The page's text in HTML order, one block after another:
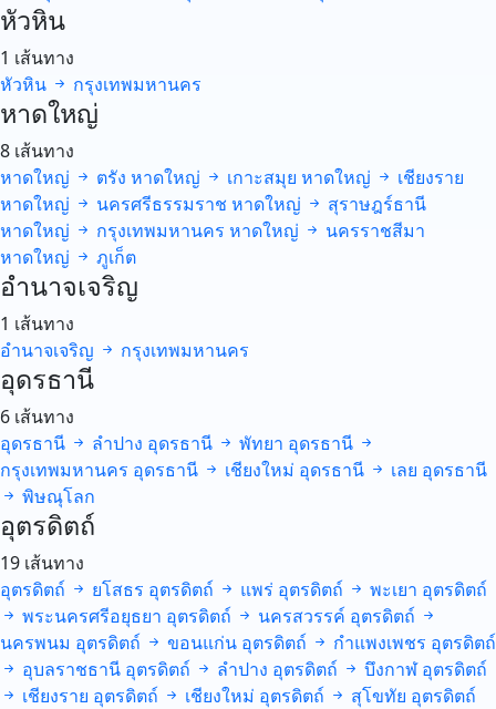
หัวหิน
1 เส้นทาง
หัวหิน
กรุงเทพมหานคร
หาดใหญ่
8 เส้นทาง
หาดใหญ่
ตรัง หาดใหญ่ เกาะสมุย หาดใหญ่
เชียงราย
หาดใหญ่
นครศรีธรรมราช หาดใหญ่
สุราษฎร์ธานี
หาดใหญ่
กรุงเทพมหานคร หาดใหญ่
นครราชสีมา
หาดใหญ่
ภูเก็ต
อำนาจเจริญ
1 เส้นทาง
อำนาจเจริญ
กรุงเทพมหานคร
อุดรธานี
6 เส้นทาง
อุดรธานี
ลำปาง อุดรธานี พัทยา อุดรธานี
กรุงเทพมหานคร อุดรธานี เชียงใหม่ อุดรธานี เลย อุดรธานี
พิษณุโลก
อุตรดิตถ์
19 เส้นทาง
อุตรดิตถ์
ยโสธร อุตรดิตถ์ แพร่ อุตรดิตถ์ พะเยา อุตรดิตถ์
พระนครศรีอยุธยา อุตรดิตถ์ นครสวรรค์ อุตรดิตถ์
นครพนม อุตรดิตถ์ ขอนแก่น อุตรดิตถ์ กำแพงเพชร อุตรดิตถ์
อุบลราชธานี อุตรดิตถ์ ลำปาง อุตรดิตถ์ บึงกาฬ อุตรดิตถ์
เชียงราย อุตรดิตถ์ เชียงใหม่ อุตรดิตถ์ สุโขทัย อุตรดิตถ์